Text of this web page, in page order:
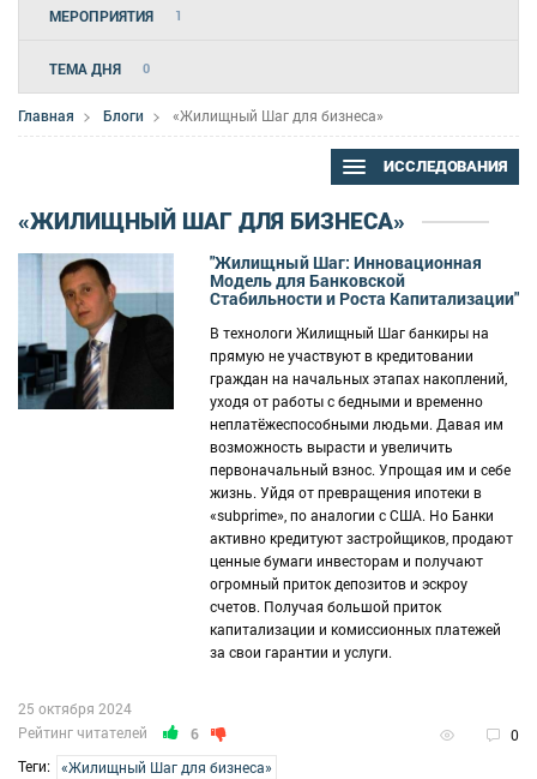
МЕРОПРИЯТИЯ 1
ТЕМА ДНЯ 0
Главная Блоги «Жилищный Шаг для бизнеса»
ИССЛЕДОВАНИЯ
«ЖИЛИЩНЫЙ ШАГ ДЛЯ БИЗНЕСА»
"Жилищный Шаг: Инновационная
Модель для Банковской
Стабильности и Роста Капитализации"
В технологи Жилищный Шаг банкиры на
прямую не участвуют в кредитовании
граждан на начальных этапах накоплений,
уходя от работы с бедными и временно
неплатёжеспособными людьми. Давая им
возможность вырасти и увеличить
первоначальный взнос. Упрощая им и себе
жизнь. Уйдя от превращения ипотеки в
«subprime», по аналогии с США. Но Банки
активно кредитуют застройщиков, продают
ценные бумаги инвесторам и получают
огромный приток депозитов и эскроу
счетов. Получая большой приток
капитализации и комиссионных платежей
за свои гарантии и услуги.
Рейтинг читателей 6 0
25 октября 2024
Теги:
«Жилищный Шаг для бизнеса»